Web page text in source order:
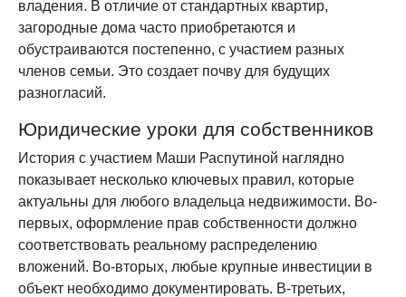
владения. В отличие от стандартных квартир,
загородные дома часто приобретаются и
обустраиваются постепенно, с участием разных
членов семьи. Это создает почву для будущих
разногласий.
Юридические уроки для собственников
История с участием Маши Распутиной наглядно
показывает несколько ключевых правил, которые
актуальны для любого владельца недвижимости. Во-
первых, оформление прав собственности должно
соответствовать реальному распределению
вложений. Во-вторых, любые крупные инвестиции в
объект необходимо документировать. В-третьих,